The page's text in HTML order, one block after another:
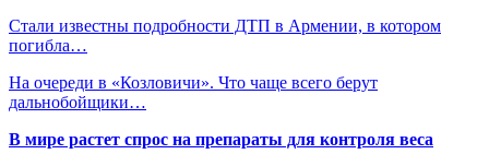
Стали известны подробности ДТП в Армении, в котором
погибла…
На очереди в «Козловичи». Что чаще всего берут
дальнобойщики…
В мире растет спрос на препараты для контроля веса